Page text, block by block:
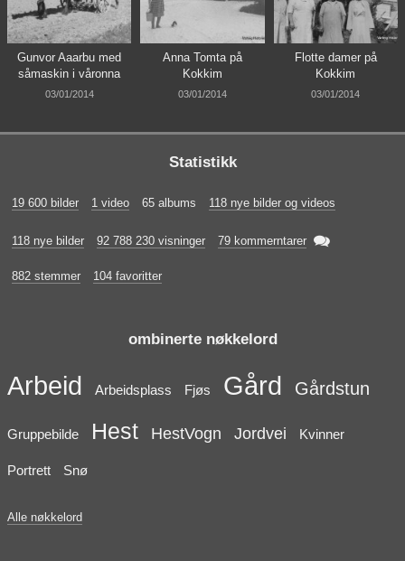
Gunvor Aaarbu med
såmaskin i våronna
03/01/2014
Anna Tomta på
Kokkim
03/01/2014
Flotte damer på
Kokkim
03/01/2014
Statistikk
19 600 bilder 1 video 65 albums 118 nye bilder og videos
118 nye bilder 92 788 230 visninger 79 kommerntarer 
882 stemmer 104 favoritter
ombinerte nøkkelord
Arbeid Arbeidsplass Fjøs Gård Gårdstun
Gruppebilde Hest HestVogn Jordvei Kvinner
Portrett Snø
Alle nøkkelord